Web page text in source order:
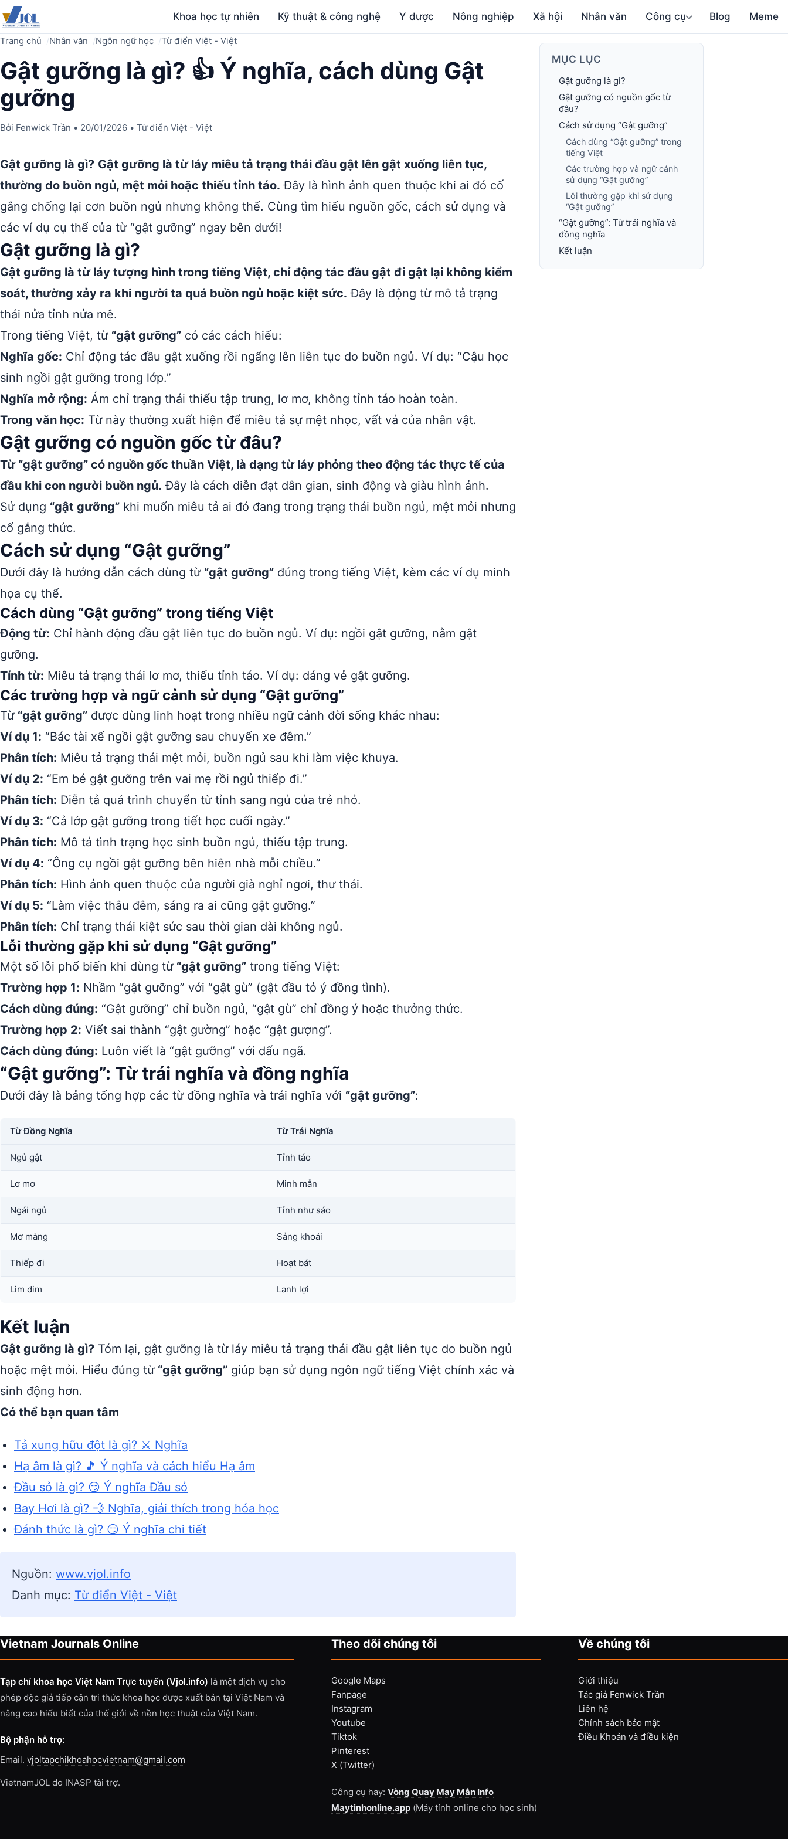
Khoa học tự nhiên Kỹ thuật & công nghệ Y dược Nông nghiệp Xã hội Nhân văn Công cụ Blog Meme
Trang chủ Nhân văn Ngôn ngữ học Từ điển Việt - Việt
Gật gưỡng là gì? 👍 Ý nghĩa, cách dùng Gật
gưỡng
Bởi Fenwick Trần • 20/01/2026 • Từ điển Việt - Việt
Gật gưỡng là gì? Gật gưỡng là từ láy miêu tả trạng thái đầu gật lên gật xuống liên tục,
thường do buồn ngủ, mệt mỏi hoặc thiếu tỉnh táo. Đây là hình ảnh quen thuộc khi ai đó cố
gắng chống lại cơn buồn ngủ nhưng không thể. Cùng tìm hiểu nguồn gốc, cách sử dụng và
các ví dụ cụ thể của từ “gật gưỡng” ngay bên dưới!
Gật gưỡng là gì?
Gật gưỡng là từ láy tượng hình trong tiếng Việt, chỉ động tác đầu gật đi gật lại không kiểm
soát, thường xảy ra khi người ta quá buồn ngủ hoặc kiệt sức. Đây là động từ mô tả trạng
thái nửa tỉnh nửa mê.
Trong tiếng Việt, từ “gật gưỡng” có các cách hiểu:
Nghĩa gốc: Chỉ động tác đầu gật xuống rồi ngẩng lên liên tục do buồn ngủ. Ví dụ: “Cậu học
sinh ngồi gật gưỡng trong lớp.”
Nghĩa mở rộng: Ám chỉ trạng thái thiếu tập trung, lơ mơ, không tỉnh táo hoàn toàn.
Trong văn học: Từ này thường xuất hiện để miêu tả sự mệt nhọc, vất vả của nhân vật.
Gật gưỡng có nguồn gốc từ đâu?
Từ “gật gưỡng” có nguồn gốc thuần Việt, là dạng từ láy phỏng theo động tác thực tế của
đầu khi con người buồn ngủ. Đây là cách diễn đạt dân gian, sinh động và giàu hình ảnh.
Sử dụng “gật gưỡng” khi muốn miêu tả ai đó đang trong trạng thái buồn ngủ, mệt mỏi nhưng
cố gắng thức.
Cách sử dụng “Gật gưỡng”
Dưới đây là hướng dẫn cách dùng từ “gật gưỡng” đúng trong tiếng Việt, kèm các ví dụ minh
họa cụ thể.
Cách dùng “Gật gưỡng” trong tiếng Việt
Động từ: Chỉ hành động đầu gật liên tục do buồn ngủ. Ví dụ: ngồi gật gưỡng, nằm gật
gưỡng.
Tính từ: Miêu tả trạng thái lơ mơ, thiếu tỉnh táo. Ví dụ: dáng vẻ gật gưỡng.
Các trường hợp và ngữ cảnh sử dụng “Gật gưỡng”
Từ “gật gưỡng” được dùng linh hoạt trong nhiều ngữ cảnh đời sống khác nhau:
Ví dụ 1: “Bác tài xế ngồi gật gưỡng sau chuyến xe đêm.”
Phân tích: Miêu tả trạng thái mệt mỏi, buồn ngủ sau khi làm việc khuya.
Ví dụ 2: “Em bé gật gưỡng trên vai mẹ rồi ngủ thiếp đi.”
Phân tích: Diễn tả quá trình chuyển từ tỉnh sang ngủ của trẻ nhỏ.
Ví dụ 3: “Cả lớp gật gưỡng trong tiết học cuối ngày.”
Phân tích: Mô tả tình trạng học sinh buồn ngủ, thiếu tập trung.
Ví dụ 4: “Ông cụ ngồi gật gưỡng bên hiên nhà mỗi chiều.”
Phân tích: Hình ảnh quen thuộc của người già nghỉ ngơi, thư thái.
Ví dụ 5: “Làm việc thâu đêm, sáng ra ai cũng gật gưỡng.”
Phân tích: Chỉ trạng thái kiệt sức sau thời gian dài không ngủ.
Lỗi thường gặp khi sử dụng “Gật gưỡng”
Một số lỗi phổ biến khi dùng từ “gật gưỡng” trong tiếng Việt:
Trường hợp 1: Nhầm “gật gưỡng” với “gật gù” (gật đầu tỏ ý đồng tình).
Cách dùng đúng: “Gật gưỡng” chỉ buồn ngủ, “gật gù” chỉ đồng ý hoặc thưởng thức.
Trường hợp 2: Viết sai thành “gật gường” hoặc “gật gượng”.
Cách dùng đúng: Luôn viết là “gật gưỡng” với dấu ngã.
“Gật gưỡng”: Từ trái nghĩa và đồng nghĩa
Dưới đây là bảng tổng hợp các từ đồng nghĩa và trái nghĩa với “gật gưỡng”:
Từ Đồng Nghĩa Từ Trái Nghĩa
Ngủ gật Tỉnh táo
Lơ mơ Minh mẫn
Ngái ngủ Tỉnh như sáo
Mơ màng Sảng khoái
Thiếp đi Hoạt bát
Lim dim Lanh lợi
Kết luận
Gật gưỡng là gì? Tóm lại, gật gưỡng là từ láy miêu tả trạng thái đầu gật liên tục do buồn ngủ
hoặc mệt mỏi. Hiểu đúng từ “gật gưỡng” giúp bạn sử dụng ngôn ngữ tiếng Việt chính xác và
sinh động hơn.
Có thể bạn quan tâm
Tả xung hữu đột là gì? ⚔️ Nghĩa
Hạ âm là gì? 🎵 Ý nghĩa và cách hiểu Hạ âm
Đầu sỏ là gì? 😏 Ý nghĩa Đầu sỏ
Bay Hơi là gì? 💨 Nghĩa, giải thích trong hóa học
Đánh thức là gì? 😏 Ý nghĩa chi tiết
Nguồn: www.vjol.info
Danh mục: Từ điển Việt - Việt
MỤC LỤC
Gật gưỡng là gì?
Gật gưỡng có nguồn gốc từ
đâu?
Cách sử dụng “Gật gưỡng”
Cách dùng “Gật gưỡng” trong
tiếng Việt
Các trường hợp và ngữ cảnh
sử dụng “Gật gưỡng”
Lỗi thường gặp khi sử dụng
“Gật gưỡng”
“Gật gưỡng”: Từ trái nghĩa và
đồng nghĩa
Kết luận
Vietnam Journals Online
Tạp chí khoa học Việt Nam Trực tuyến (Vjol.info) là một dịch vụ cho
phép độc giả tiếp cận tri thức khoa học được xuất bản tại Việt Nam và
nâng cao hiểu biết của thế giới về nền học thuật của Việt Nam.
Bộ phận hỗ trợ:
Email. vjoltapchikhoahocvietnam@gmail.com
VietnamJOL do INASP tài trợ.
Theo dõi chúng tôi
Google Maps
Fanpage
Instagram
Youtube
Tiktok
Pinterest
X (Twitter)
Công cụ hay: Vòng Quay May Mắn Info
Maytinhonline.app(Máy tính online cho học sinh)
Về chúng tôi
Giới thiệu
Tác giả Fenwick Trần
Liên hệ
Chính sách bảo mật
Điều Khoản và điều kiện